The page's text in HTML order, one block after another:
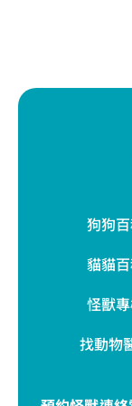
狗狗
貓貓
怪獸
找動物